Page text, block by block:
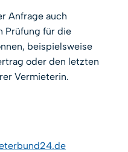
Anfrage auch
Prüfung für die
beispielsweise
oder den letzten
Vermieterin.